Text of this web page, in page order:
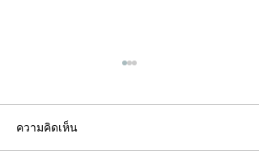
ความคิดเห็น